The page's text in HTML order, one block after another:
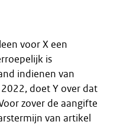
voor X een
is
indienen van
doet Y over dat
zover de aangifte
van artikel